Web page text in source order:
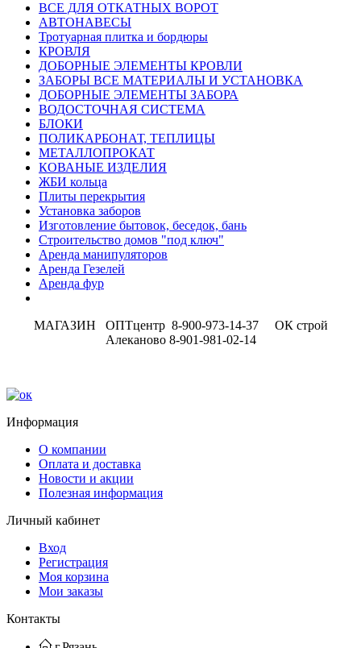
ВСЕ ДЛЯ ОТКАТНЫХ ВОРОТ
АВТОНАВЕСЫ
Тротуарная плитка и бордюры
КРОВЛЯ
ДОБОРНЫЕ ЭЛЕМЕНТЫ КРОВЛИ
ЗАБОРЫ ВСЕ МАТЕРИАЛЫ И УСТАНОВКА
ДОБОРНЫЕ ЭЛЕМЕНТЫ ЗАБОРА
ВОДОСТОЧНАЯ СИСТЕМА
БЛОКИ
ПОЛИКАРБОНАТ, ТЕПЛИЦЫ
МЕТАЛЛОПРОКАТ
КОВАНЫЕ ИЗДЕЛИЯ
ЖБИ кольца
Плиты перекрытия
Установка заборов
Изготовление бытовок, беседок, бань
Строительство домов "под ключ"
Аренда манипуляторов
Аренда Гезелей
Аренда фур
МАГАЗИН ОПТцентр 8-900-973-14-37 ОК строй
Алеканово 8-901-981-02-14
Информация
О компании
Оплата и доставка
Новости и акции
Полезная информация
Личный кабинет
Вход
Регистрация
Моя корзина
Мои заказы
Контакты